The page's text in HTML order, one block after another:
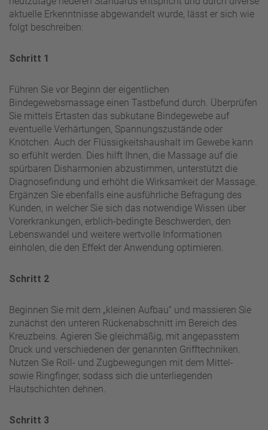
aktuelle Erkenntnisse abgewandelt wurde, lässt er sich wie
folgt beschreiben:
Schritt 1
Führen Sie vor Beginn der eigentlichen
Bindegewebsmassage einen Tastbefund durch. Überprüfen
Sie mittels Ertasten das subkutane Bindegewebe auf
eventuelle Verhärtungen, Spannungszustände oder
Knötchen. Auch der Flüssigkeitshaushalt im Gewebe kann
so erfühlt werden. Dies hilft Ihnen, die Massage auf die
spürbaren Disharmonien abzustimmen, unterstützt die
Diagnosefindung und erhöht die Wirksamkeit der Massage.
Ergänzen Sie ebenfalls eine ausführliche Befragung des
Kunden, in welcher Sie sich das notwendige Wissen über
Vorerkrankungen, erblich-bedingte Beschwerden, den
Lebenswandel und weitere wertvolle Informationen
einholen, die den Effekt der Anwendung optimieren.
Schritt 2
Beginnen Sie mit dem „kleinen Aufbau“ und massieren Sie
zunächst den unteren Rückenabschnitt im Bereich des
Kreuzbeins. Agieren Sie gleichmäßig, mit angepasstem
Druck und verschiedenen der genannten Grifftechniken.
Nutzen Sie Roll- und Zugbewegungen mit dem Mittel-
sowie Ringfinger, sodass sich die unterliegenden
Hautschichten dehnen.
Schritt 3